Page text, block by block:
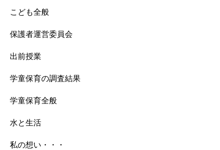
こども全般
保護者運営委員会
出前授業
学童保育の調査結果
学童保育全般
水と生活
私の想い・・・